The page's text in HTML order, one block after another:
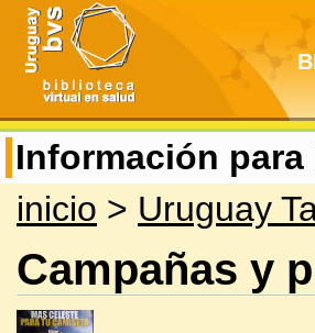
Información
inicio > Uruguay
Campañas y